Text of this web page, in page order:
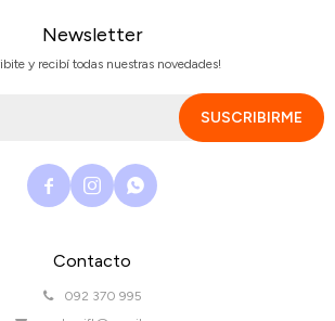
Contacto
092 370 995
Newsletter
y recibí todas nuestras novedades!
SUSCRIBIRME
  